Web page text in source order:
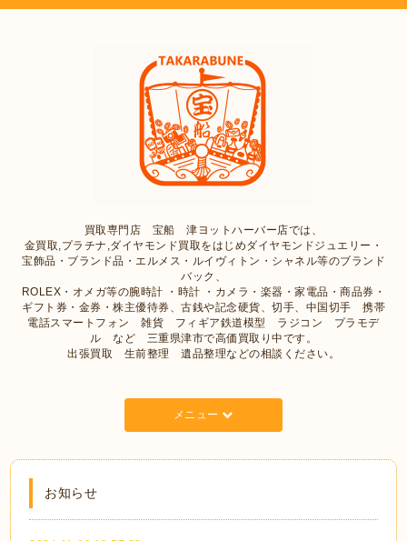
買取専門店 宝船 津ヨットハーバー店では、
金買取,プラチナ,ダイヤモンド買取をはじめダイヤモンドジュエリー・
宝飾品・ブランド品・エルメス・ルイヴィトン・シャネル等のブランド
バック、
ROLEX・オメガ等の腕時計 ・時計 ・カメラ・楽器・家電品・商品券・
ギフト券・金券・株主優待券、古銭や記念硬貨、切手、中国切手 携帯
電話スマートフォン 雑貨 フィギア鉄道模型 ラジコン プラモデ
ル など 三重県津市で高価買取り中です。
出張買取 生前整理 遺品整理などの相談ください。
メニュー
お知らせ